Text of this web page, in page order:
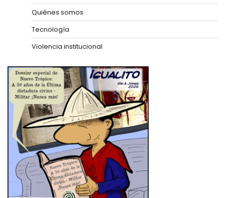
Quiénes somos
Tecnología
Violencia institucional